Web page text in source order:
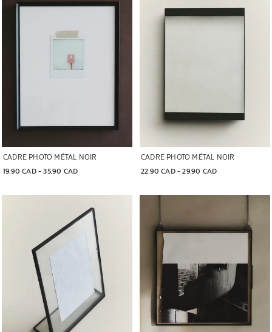
CADRE PHOTO MÉTAL NOIR
19.90 CAD - 35.90 CAD
CADRE PHOTO MÉTAL NOIR
22.90 CAD - 29.90 CAD
Image changée en 1 de 6 Image changée en 1 de 6